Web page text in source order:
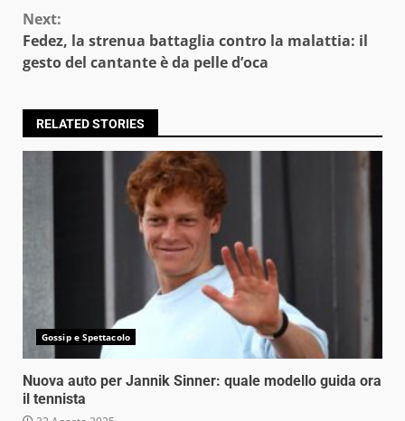
Next:
Fedez, la strenua battaglia contro la malattia: il
gesto del cantante è da pelle d’oca
RELATED STORIES
Gossip e Spettacolo
Nuova auto per Jannik Sinner: quale modello guida ora
il tennista